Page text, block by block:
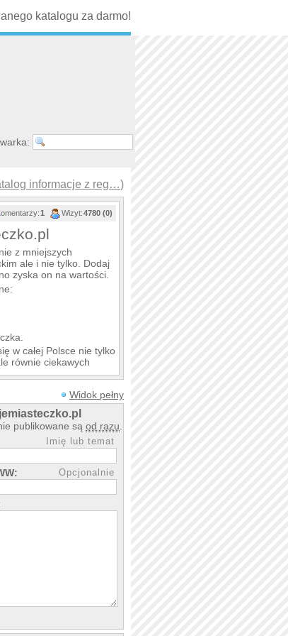
katalogu za darmo!
informacje z reg…)
1 Wizyt:4780 (0)
z mniejszych
ale i nie tylko. Dodaj
zyska on na wartości.
w całej Polsce nie tylko
równie ciekawych
portali miast, blogów
artykułów ze
swojego miasteczka.
z mojej okolicy,
Widok pełny
publikowane są od razu
Imię lub temat
Opcjonalnie